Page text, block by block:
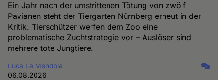
Ein Jahr nach der umstrittenen Tötung von zwölf
Pavianen steht der Tiergarten Nürnberg erneut in der
Kritik. Tierschützer werfen dem Zoo eine
problematische Zuchtstrategie vor – Auslöser sind
mehrere tote Jungtiere.
Luca La Mendola
06.08.2026